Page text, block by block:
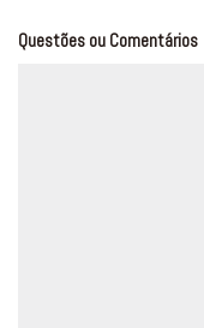
Questões ou Comentários